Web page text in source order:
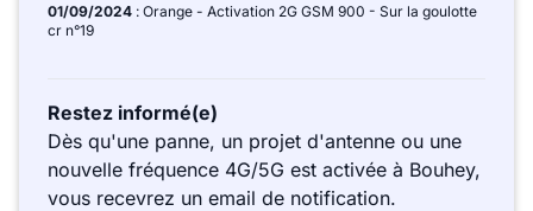
01/09/2024 : Orange - Activation 2G GSM 900 - Sur la goulotte
cr n°19
Restez informé(e)
Dès qu'une panne, un projet d'antenne ou une
nouvelle fréquence 4G/5G est activée à Bouhey,
vous recevrez un email de notification.